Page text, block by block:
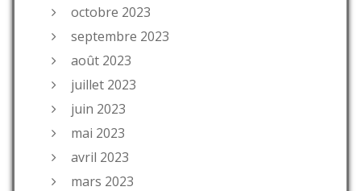
octobre 2023
septembre 2023
août 2023
juillet 2023
juin 2023
mai 2023
avril 2023
mars 2023